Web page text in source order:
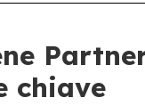
chiave